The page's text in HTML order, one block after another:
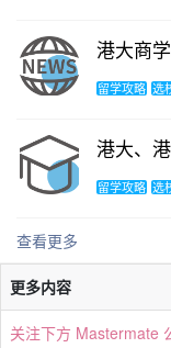
留学攻略 选
港大、
留学攻略 选
查看更多
更多内容
关注下方 Mastermate